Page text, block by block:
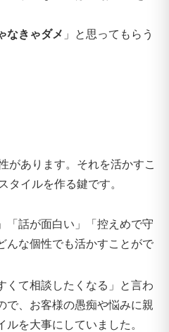
なきゃダメ 」と思ってもらう
があります。それを活かすこ
タイルを作る鍵です。
「話が面白い」「控えめで守
んな個性でも活かすことがで
くて相談したくなる」と言わ
で、お客様の愚痴や悩みに親
ルを大事にしていました。